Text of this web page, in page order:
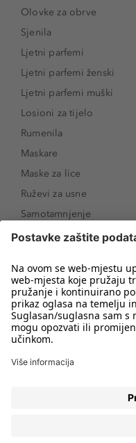
Olovke za obrve
Sjenila
Ljetni parfemi
Ljetni parfemi ženski
Ljetni parfemi muški
Losioni za tijelo
Rumenila
Maskare
Maske za lice
Ruževi za usne
Samotamnjenje
Puderi
Proizvodi za obrve
Sunce i zaštita
Serumi za lice
Proizvodi za čišćenje lica